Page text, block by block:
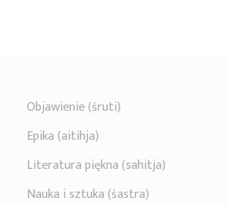
Objawienie (śruti)
Epika (aitihja)
Literatura piękna (sahitja)
Nauka i sztuka (śastra)